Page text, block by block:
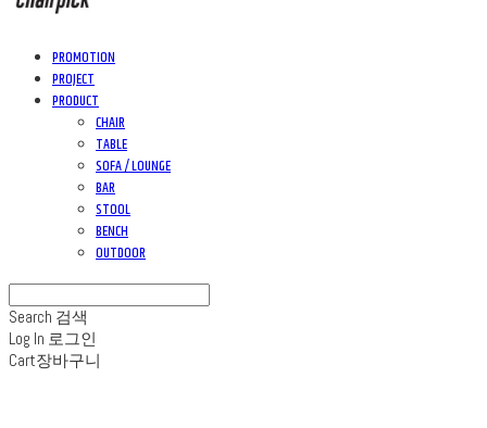
PROMOTION
PROJECT
PRODUCT
CHAIR
TABLE
SOFA / LOUNGE
BAR
STOOL
BENCH
OUTDOOR
Search 검색
Log In 로그인
Cart장바구니